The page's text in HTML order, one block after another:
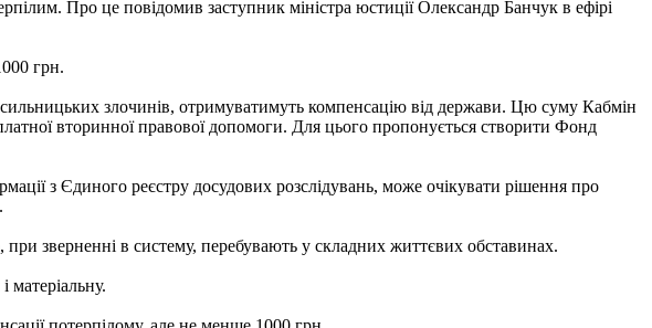
Про це повідомив заступник міністра юстиції Олександр Банчук в ефірі
грн.
злочинів, отримуватимуть компенсацію від держави. Цю суму Кабмін
вторинної правової допомоги. Для цього пропонується створити Фонд
з Єдиного реєстру досудових розслідувань, може очікувати рішення про
зверненні в систему, перебувають у складних життєвих обставинах.
матеріальну.